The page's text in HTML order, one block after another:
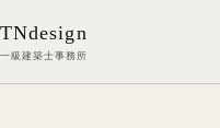
TNdesign
一級建築士事務所